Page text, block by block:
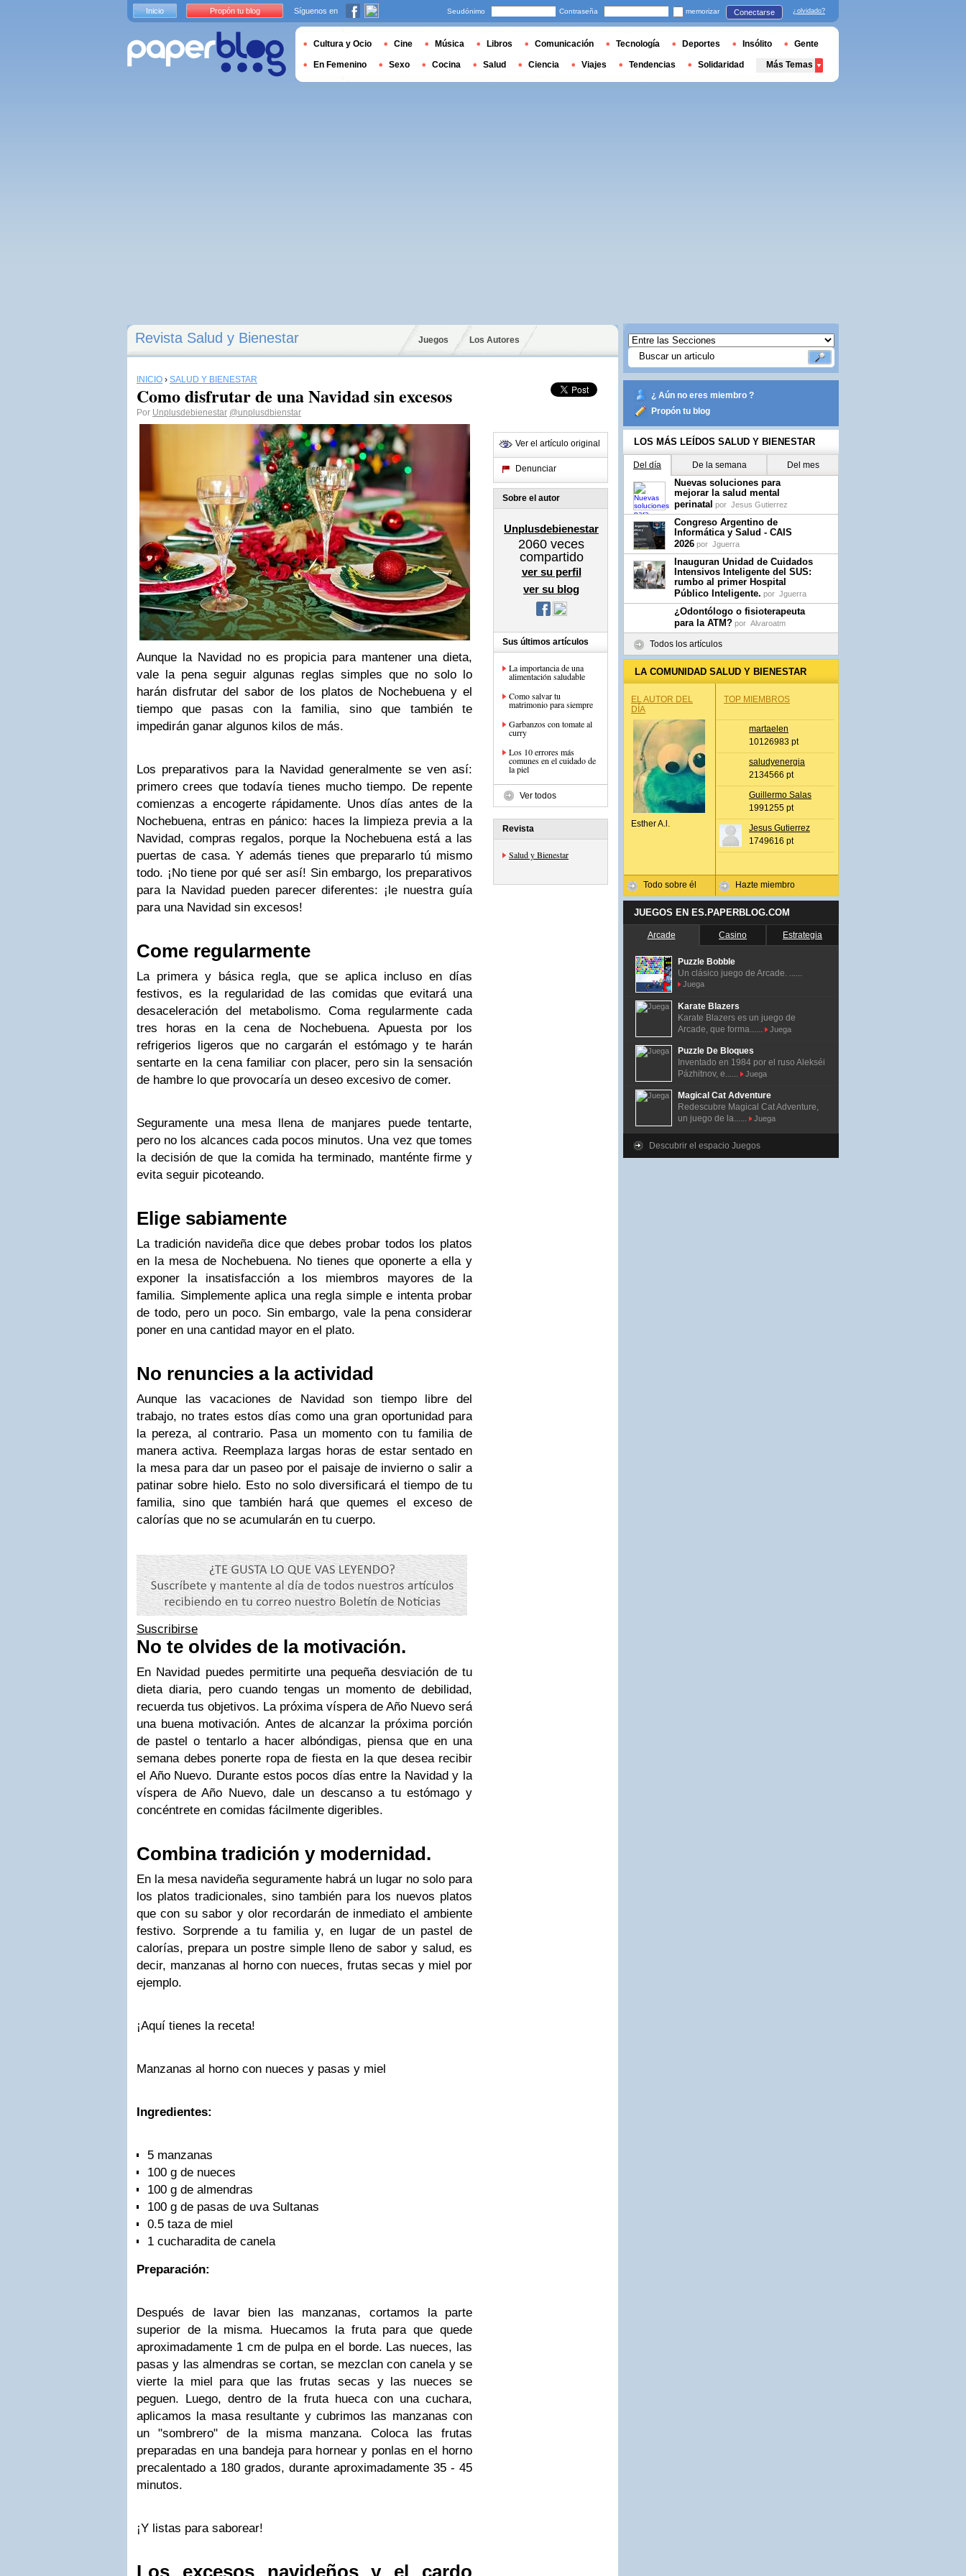
Revista Salud y Bienestar Juegos Los Autores
INICIO › SALUD Y BIENESTAR
Como disfrutar de una Navidad sin excesos
Por Unplusdebienestar @unplusdbienstar
Aunque la Navidad no es propicia para mantener una dieta,
vale la pena seguir algunas reglas simples que no solo lo
harán disfrutar del sabor de los platos de Nochebuena y el
tiempo que pasas con la familia, sino que también te
impedirán ganar algunos kilos de más.
Los preparativos para la Navidad generalmente se ven así:
primero crees que todavía tienes mucho tiempo. De repente
comienzas a encogerte rápidamente. Unos días antes de la
Nochebuena, entras en pánico: haces la limpieza previa a la
Navidad, compras regalos, porque la Nochebuena está a las
puertas de casa. Y además tienes que prepararlo tú mismo
todo. ¡No tiene por qué ser así! Sin embargo, los preparativos
para la Navidad pueden parecer diferentes: ¡le nuestra guía
para una Navidad sin excesos!
Come regularmente
La primera y básica regla, que se aplica incluso en días
festivos, es la regularidad de las comidas que evitará una
desaceleración del metabolismo. Coma regularmente cada
tres horas en la cena de Nochebuena. Apuesta por los
refrigerios ligeros que no cargarán el estómago y te harán
sentarte en la cena familiar con placer, pero sin la sensación
de hambre lo que provocaría un deseo excesivo de comer.
Seguramente una mesa llena de manjares puede tentarte,
pero no los alcances cada pocos minutos. Una vez que tomes
la decisión de que la comida ha terminado, manténte firme y
evita seguir picoteando.
Elige sabiamente
La tradición navideña dice que debes probar todos los platos
en la mesa de Nochebuena. No tienes que oponerte a ella y
exponer la insatisfacción a los miembros mayores de la
familia. Simplemente aplica una regla simple e intenta probar
de todo, pero un poco. Sin embargo, vale la pena considerar
poner en una cantidad mayor en el plato.
No renuncies a la actividad
Aunque las vacaciones de Navidad son tiempo libre del
trabajo, no trates estos días como una gran oportunidad para
la pereza, al contrario. Pasa un momento con tu familia de
manera activa. Reemplaza largas horas de estar sentado en
la mesa para dar un paseo por el paisaje de invierno o salir a
patinar sobre hielo. Esto no solo diversificará el tiempo de tu
familia, sino que también hará que quemes el exceso de
calorías que no se acumularán en tu cuerpo.
Suscribirse
No te olvides de la motivación.
En Navidad puedes permitirte una pequeña desviación de tu
dieta diaria, pero cuando tengas un momento de debilidad,
recuerda tus objetivos. La próxima víspera de Año Nuevo será
una buena motivación. Antes de alcanzar la próxima porción
de pastel o tentarlo a hacer albóndigas, piensa que en una
semana debes ponerte ropa de fiesta en la que desea recibir
el Año Nuevo. Durante estos pocos días entre la Navidad y la
víspera de Año Nuevo, dale un descanso a tu estómago y
concéntrete en comidas fácilmente digeribles.
Combina tradición y modernidad.
En la mesa navideña seguramente habrá un lugar no solo para
los platos tradicionales, sino también para los nuevos platos
que con su sabor y olor recordarán de inmediato el ambiente
festivo. Sorprende a tu familia y, en lugar de un pastel de
calorías, prepara un postre simple lleno de sabor y salud, es
decir, manzanas al horno con nueces, frutas secas y miel por
ejemplo.
¡Aquí tienes la receta!
Manzanas al horno con nueces y pasas y miel
Ingredientes:
5 manzanas
100 g de nueces
100 g de almendras
100 g de pasas de uva Sultanas
0.5 taza de miel
1 cucharadita de canela
Preparación:
Después de lavar bien las manzanas, cortamos la parte
superior de la misma. Huecamos la fruta para que quede
aproximadamente 1 cm de pulpa en el borde. Las nueces, las
pasas y las almendras se cortan, se mezclan con canela y se
vierte la miel para que las frutas secas y las nueces se
peguen. Luego, dentro de la fruta hueca con una cuchara,
aplicamos la masa resultante y cubrimos las manzanas con
un "sombrero" de la misma manzana. Coloca las frutas
preparadas en una bandeja para hornear y ponlas en el horno
precalentado a 180 grados, durante aproximadamente 35 - 45
minutos.
¡Y listas para saborear!
Los excesos navideños y el cardo
Ver el artículo original
Denunciar
Sobre el autor
Unplusdebienestar
2060 veces
compartido
ver su perfil
ver su blog
Sus últimos artículos
La importancia de una
alimentación saludable
Como salvar tu
matrimonio para siempre
Garbanzos con tomate al
curry
Los 10 errores más
comunes en el cuidado de
la piel
Ver todos
Revista
Salud y Bienestar
¿ Aún no eres miembro ?
Propón tu blog
LOS MÁS LEÍDOS SALUD Y BIENESTAR
Del día De la semana Del mes
Nuevas soluciones para
mejorar la salud mental
perinatal por Jesus Gutierrez
Congreso Argentino de
Informática y Salud - CAIS
2026 por Jguerra
Inauguran Unidad de Cuidados
Intensivos Inteligente del SUS:
rumbo al primer Hospital
Público Inteligente. por Jguerra
¿Odontólogo o fisioterapeuta
para la ATM? por Alvaroatm
Todos los artículos
LA COMUNIDAD SALUD Y BIENESTAR
EL AUTOR DEL
DÍA
Esther A.l.
Todo sobre él
TOP MIEMBROS
martaelen
10126983 pt
saludyenergia
2134566 pt
Guillermo Salas
1991255 pt
Jesus Gutierrez
1749616 pt
Hazte miembro
JUEGOS EN ES.PAPERBLOG.COM
Arcade Casino Estrategia
Puzzle Bobble
Un clásico juego de Arcade. ......
Juega
Karate Blazers
Karate Blazers es un juego de
Arcade, que forma......
Juega
Puzzle De Bloques
Inventado en 1984 por el ruso Alekséi
Pázhitnov, e......
Juega
Magical Cat Adventure
Redescubre Magical Cat Adventure,
un juego de la......
Juega
Descubrir el espacio Juegos
Inicio Propón tu blog Síguenos en Seudónimo Contraseña memorizar Conectarse ¿olvidado?
Cultura y Ocio Cine Música Libros Comunicación Tecnología Deportes Insólito Gente
En Femenino Sexo Cocina Salud Ciencia Viajes Tendencias Solidaridad Más Temas